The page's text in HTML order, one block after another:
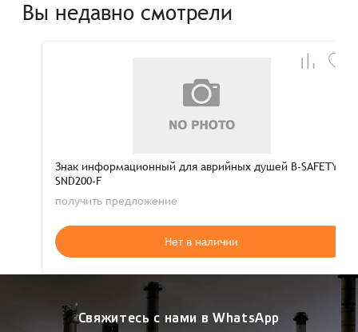
Вы недавно смотрели
Знак информационный для аврийных душей B-SAFETY
SND200-F
получить предложение
Нет в наличии
Свяжитесь с нами в WhatsApp